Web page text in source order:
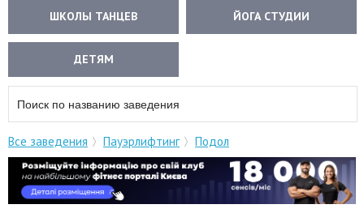
ШКОЛЫ ТАНЦЕВ ЙОГА СТУДИИ
ДЕТЯМ
Все заведения Пауэрлифтинг Подол